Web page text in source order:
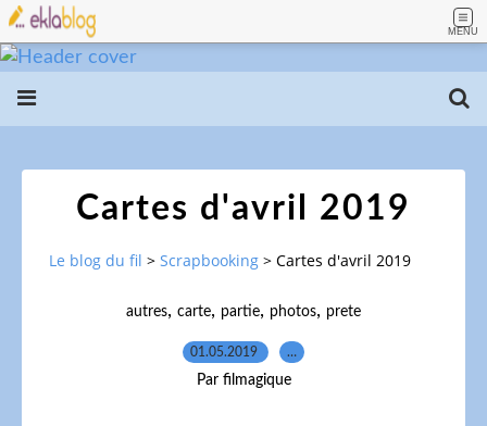
MENU
Cartes d'avril 2019
Le blog du fil > Scrapbooking > Cartes d'avril 2019
autres, carte, partie, photos, prete
01.05.2019 …
Par filmagique